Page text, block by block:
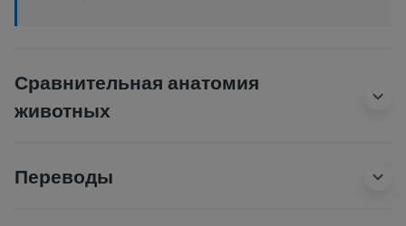
Сравнительная анатомия
животных
Переводы